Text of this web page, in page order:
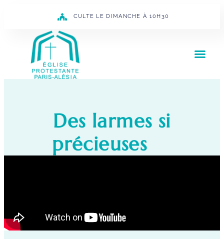
CULTE LE DIMANCHE À 10H30
Des larmes si
précieuses